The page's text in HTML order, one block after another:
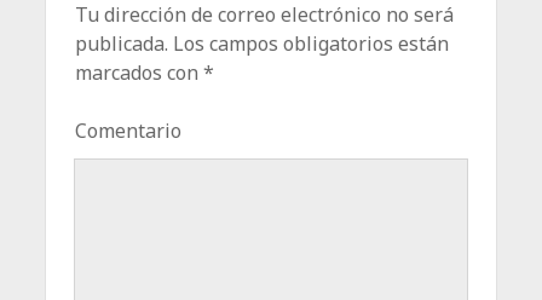
Tu dirección de correo electrónico no será
publicada. Los campos obligatorios están
marcados con*
Comentario